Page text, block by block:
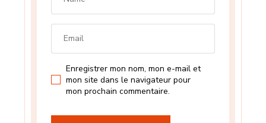
Enregistrer mon nom, mon e-mail et
mon site dans le navigateur pour
mon prochain commentaire.